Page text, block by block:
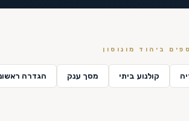
ב יהוד מונוסון
קולנוע ביתי מסך ענק הגדרה